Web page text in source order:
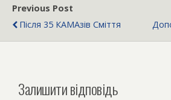
Previous Post
Після 35 КАМАзів Сміття
Залишити відповідь